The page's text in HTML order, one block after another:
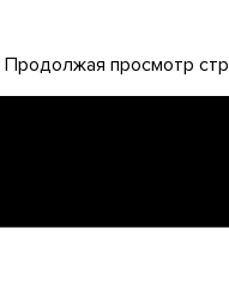
просмотр